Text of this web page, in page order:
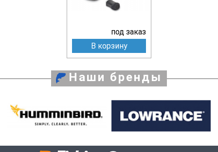
под заказ
В корзину
Наши бренды